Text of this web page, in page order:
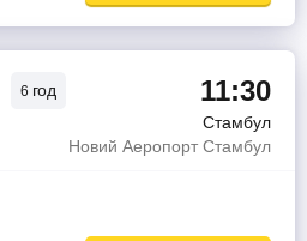
6 год 11:30
Стамбул
Новий Аеропорт Стамбул